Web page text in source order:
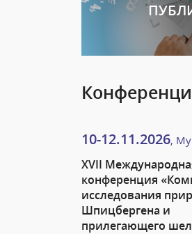
10-12.11.2026,
XVII
конференция
исследования
Шпицбергена и
прилегающего